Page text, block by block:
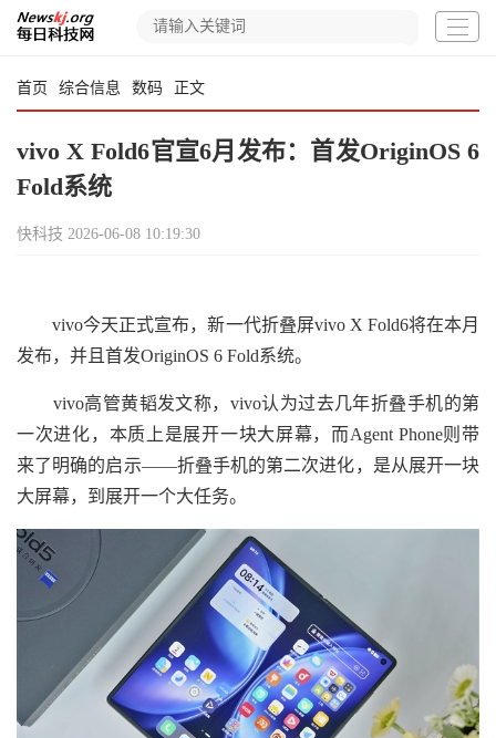
首页 综合信息 数码 正文
vivo X Fold6官宣6月发布：首发OriginOS 6
Fold系统
快科技 2026-06-08 10:19:30
vivo今天正式宣布，新一代折叠屏vivo X Fold6将在本月
发布，并且首发OriginOS 6 Fold系统。
vivo高管黄韬发文称，vivo认为过去几年折叠手机的第
一次进化，本质上是展开一块大屏幕，而Agent Phone则带
来了明确的启示——折叠手机的第二次进化，是从展开一块
大屏幕，到展开一个大任务。